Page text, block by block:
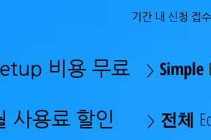
기간 내 신청 접
비용 무료 > Simple
사용료 할인 > 전체